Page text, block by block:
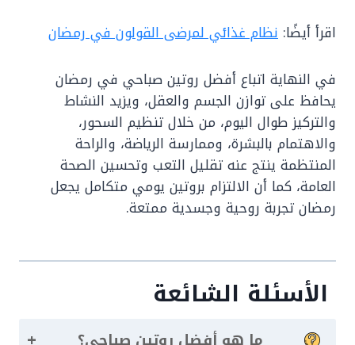
اقرأ أيضًا: نظام غذائي لمرضى القولون في رمضان
في النهاية اتباع أفضل روتين صباحي في رمضان
يحافظ على توازن الجسم والعقل، ويزيد النشاط
والتركيز طوال اليوم، من خلال تنظيم السحور،
والاهتمام بالبشرة، وممارسة الرياضة، والراحة
المنتظمة ينتج عنه تقليل التعب وتحسين الصحة
العامة، كما أن الالتزام بروتين يومي متكامل يجعل
رمضان تجربة روحية وجسدية ممتعة.
الأسئلة الشائعة